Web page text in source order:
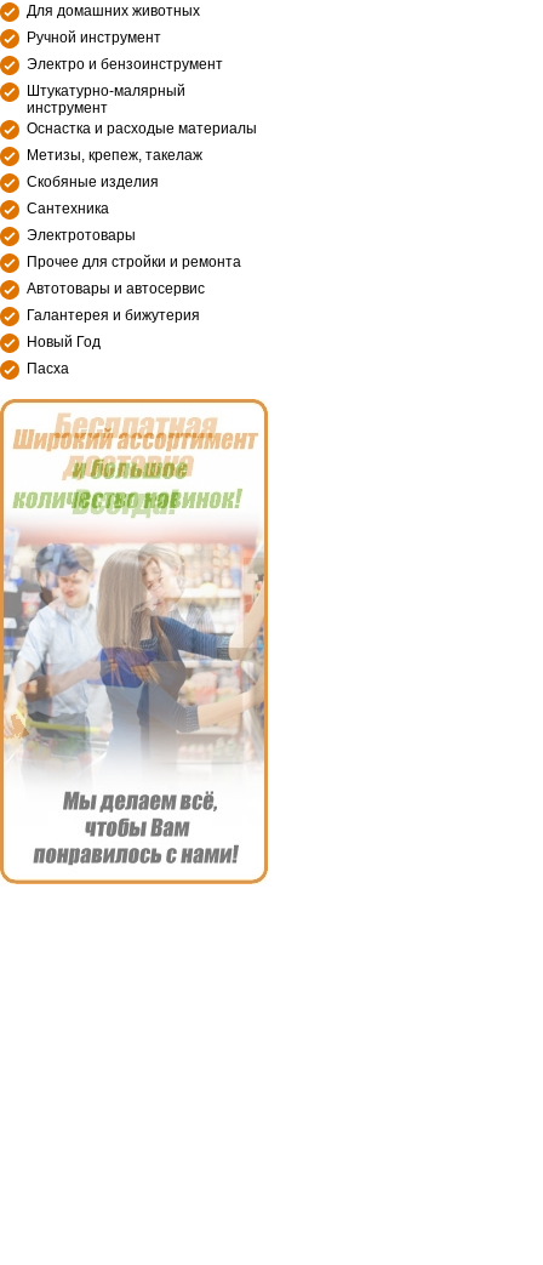
Для домашних животных
Ручной инструмент
Электро и бензоинструмент
Штукатурно-малярный
инструмент
Оснастка и расходые материалы
Метизы, крепеж, такелаж
Скобяные изделия
Сантехника
Электротовары
Прочее для стройки и ремонта
Автотовары и автосервис
Галантерея и бижутерия
Новый Год
Пасха